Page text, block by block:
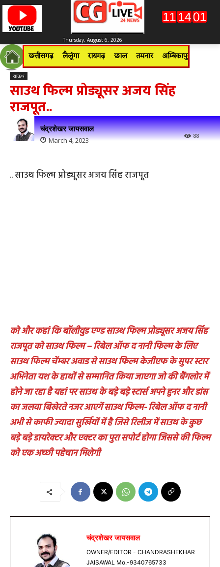
Thursday, August 6, 2026
छत्तीसगढ़ लैलूंगा रायगढ़ छाल तमनार अम्बिकापुर
साऊथ
साउथ फिल्म प्रोड्यूसर अजय सिंह
राजपूत..
चंद्रशेखर जायसवाल
March 4, 2023 88
.. साउथ फिल्म प्रोड्यूसर अजय सिंह राजपूत
को और कहां कि बॉलीवुड एण्ड साउथ फिल्म प्रोड्यूसर अजय सिंह
राजपूत को साउथ फिल्म – रिबेल ऑफ द नानी फिल्म के लिए
साउथ फिल्म चेंम्बर अवाड से साउथ फिल्म केजीएफ के सुपर स्टार
अभिनेता यश के हाथों से सम्मानित किया जाएगा जो की बैंगलोर में
होने जा रहा है यहां पर साउथ के बड़े बड़े स्टार्स अपने हुनर और डांस
का जलवा बिखेरते नजर आएगें साउथ फिल्म- रिबेल ऑफ द नानी
अभी से काफी ज्यादा सुर्खियों में है जिसे रिलीज में साउथ के कुछ
बड़े बड़े डायरेक्टर और एक्टर का पुरा सपोर्ट होगा जिससे की फिल्म
को एक अच्छी पहेचान मिलेगी
चंद्रशेखर जायसवाल
OWNER/EDITOR - CHANDRASHEKHAR
JAISAWAL Mo.-9340765733